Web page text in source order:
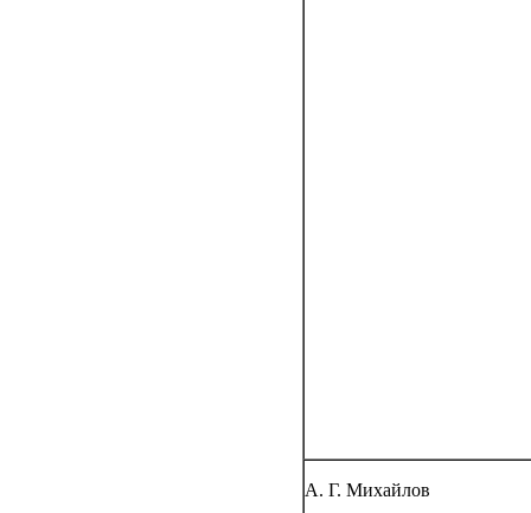
А. Г. Михайлов